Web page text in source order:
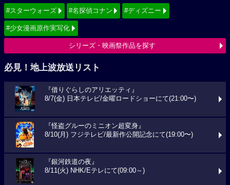
#スターウォーズ #名探偵コナン #ディズニー
#少女漫画原作実写化
シリーズ・映画祭作品を探す
必見！地上波放送リスト
『借りぐらしのアリエッティ』
8/7(金) 日本テレビ/金曜ロードショーにて(21:00〜)
『怪盗グルーのミニオン超変身』
8/10(月) フジテレビ/最新作公開記念にて(19:00〜)
『銀河鉄道の夜』
8/11(火) NHK/Eテレにて(09:00～)